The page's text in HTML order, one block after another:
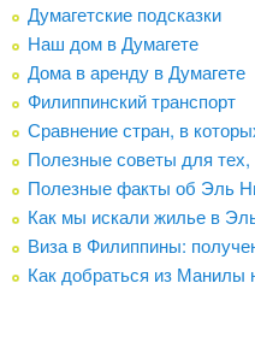
Думагетские подсказки
Наш дом в Думагете
Дома в аренду в Думагете
Филиппинский транспорт
Сравнение стран, в
Полезные советы для
Полезные факты об Эль
Как мы искали жилье в
Виза в Филиппины:
Как добраться из Манилы